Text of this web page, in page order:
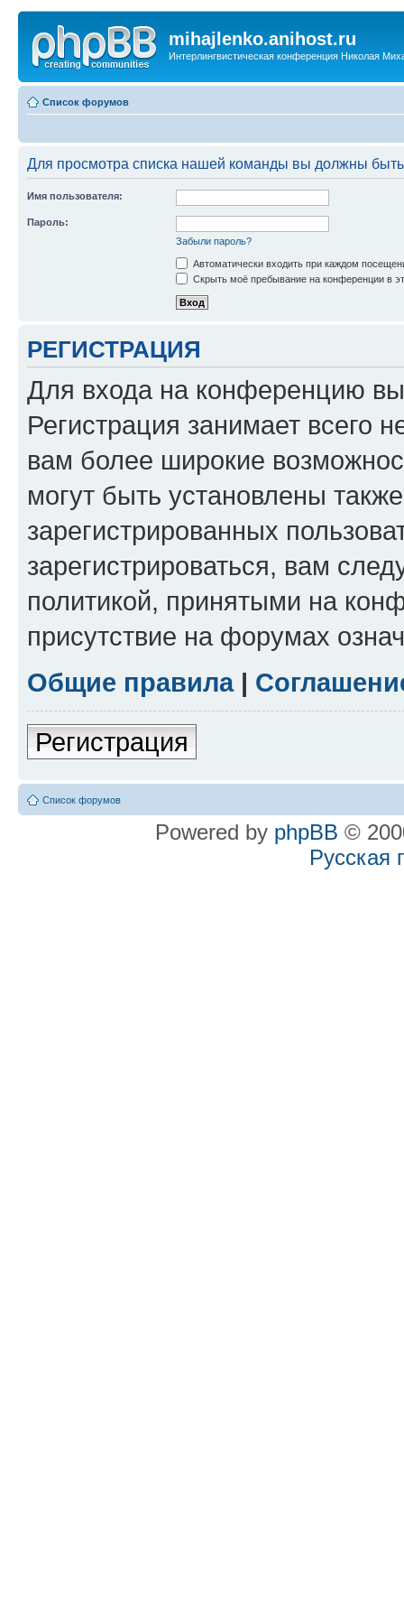
mihajlenko.anihost.ru
Интерлингвистическая конференция Николая
Список форумов
Для просмотра списка нашей команды вы должны
Имя пользователя:
Пароль:
Забыли пароль?
Автоматически входить при каждом
Скрыть моё пребывание на конференции в
РЕГИСТРАЦИЯ
Для входа на конференцию
Регистрация занимает всего
вам более широкие
могут быть установлены
зарегистрированных
зарегистрироваться, вам
политикой, принятыми на
присутствие на форумах
Общие правила|
Регистрация
Список форумов
Powered by phpBB ©
Русская